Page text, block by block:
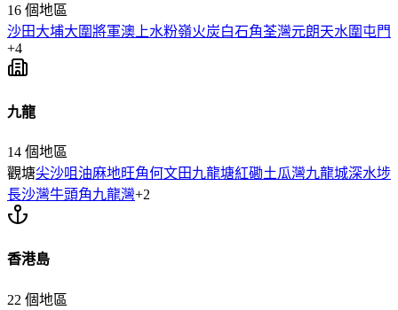
16 個地區
沙田大埔大圍將軍澳 上水粉嶺火炭白石角荃灣元朗天水圍 屯門
+4
九龍
14 個地區
觀塘尖沙咀 油麻地旺角何文田九龍塘紅磡土瓜灣九龍城深水埗
長沙灣牛頭角九龍灣+2
香港島
22 個地區